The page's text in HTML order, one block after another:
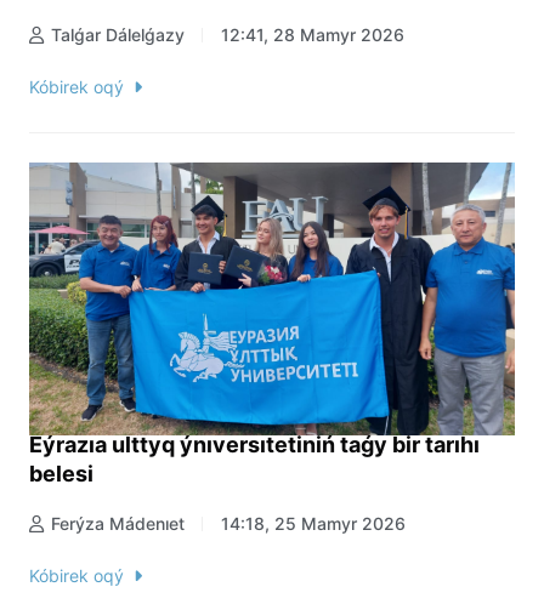
Talǵar Dálelǵazy 12:41, 28 Mamyr 2026
Kóbirek oqý
Eýrazıa ulttyq ýnıversıtetiniń taǵy bir tarıhı
belesi
Ferýza Mádenıet 14:18, 25 Mamyr 2026
Kóbirek oqý